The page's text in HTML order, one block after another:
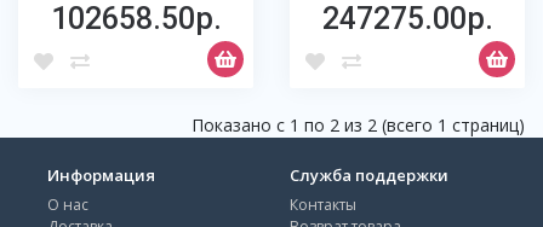
102658.50р. 247275.00р.
Показано с 1 по 2 из 2 (всего 1 страниц)
Информация
О нас
Служба поддержки
Контакты